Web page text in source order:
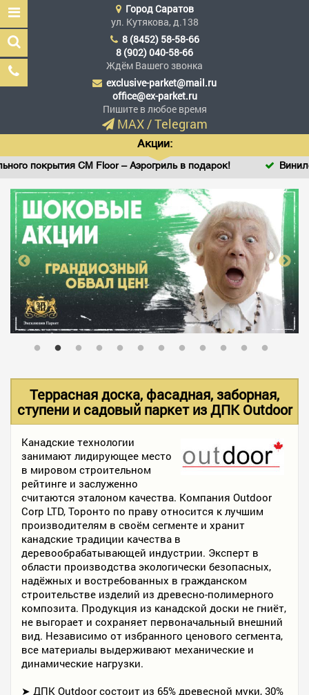
Эксклюзив Паркет
Мы сделали эксклюзив
доступным
ГЛАВНАЯ
АССОРТИМЕНТ
В НАЛИЧИИ
АКЦИИ
ФОТО РАБОТ
КОНТАКТЫ
ПОЛЕЗНОЕ
ГородСаратов
ул. Кутякова, д.138
8 (8452) 58-58-66
8 (902) 040-58-66
Ждём Вашего звонка
exclusive-parket@mail.ru
office@ex-parket.ru
Пишите в любое время
MAX/Telegram
Акции:
Floor – Аэрогриль в подарок! Виниловый SPC
Террасная доска, фасадная, заборная,
ступени и садовый паркет из ДПК Outdoor
Канадские технологии
занимают лидирующее место
в мировом строительном
рейтинге и заслуженно
считаются эталоном качества. Компания Outdoor
Corp LTD, Торонто по праву относится к лучшим
производителям в своём сегменте и хранит
канадские традиции качества в
деревообрабатывающей индустрии. Эксперт в
области производства экологически безопасных,
надёжных и востребованных в гражданском
строительстве изделий из древесно-полимерного
композита. Продукция из канадской доски не гниёт,
не выгорает и сохраняет первоначальный внешний
вид. Независимо от избранного ценового сегмента,
все материалы выдерживают механические и
динамические нагрузки.
➤ ДПК Outdoor состоит из 65% древесной муки, 30%